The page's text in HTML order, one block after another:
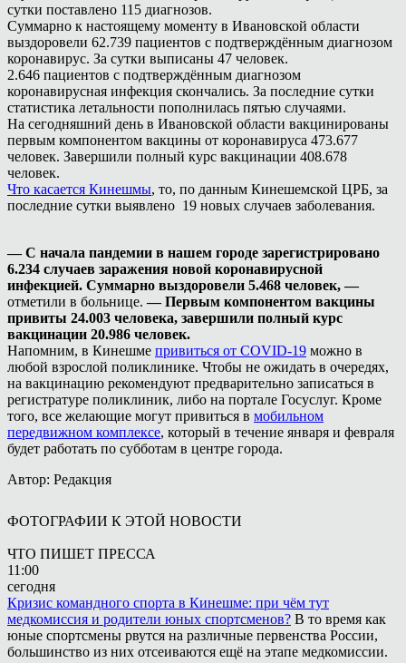
сутки поставлено 115 диагнозов.
Суммарно к настоящему моменту в Ивановской области
выздоровели 62.739 пациентов с подтверждённым диагнозом
коронавирус. За сутки выписаны 47 человек.
2.646 пациентов с подтверждённым диагнозом
коронавирусная инфекция скончались. За последние сутки
статистика летальности пополнилась пятью случаями.
На сегодняшний день в Ивановской области вакцинированы
первым компонентом вакцины от коронавируса 473.677
человек. Завершили полный курс вакцинации 408.678
человек.
Что касается Кинешмы, то, по данным Кинешемской ЦРБ, за
последние сутки выявлено 19 новых случаев заболевания.
— С начала пандемии в нашем городе зарегистрировано
6.234 случаев заражения новой коронавирусной
инфекцией. Суммарно выздоровели 5.468 человек, —
отметили в больнице.— Первым компонентом вакцины
привиты 24.003 человека, завершили полный курс
вакцинации 20.986 человек.
Напомним, в Кинешме привиться от COVID-19 можно в
любой взрослой поликлинике. Чтобы не ожидать в очередях,
на вакцинацию рекомендуют предварительно записаться в
регистратуре поликлиник, либо на портале Госуслуг. Кроме
того, все желающие могут привиться в мобильном
передвижном комплексе, который в течение января и февраля
будет работать по субботам в центре города.
Автор: Редакция
ФОТОГРАФИИ К ЭТОЙ НОВОСТИ
ЧТО ПИШЕТ ПРЕССА
11:00
сегодня
Кризис командного спорта в Кинешме: при чём тут
медкомиссия и родители юных спортсменов? В то время как
юные спортсмены рвутся на различные первенства России,
большинство из них отсеиваются ещё на этапе медкомиссии.